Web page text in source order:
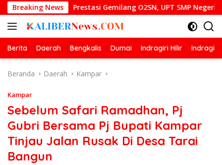
Langsung
ke
konten
Breaking News
Prestasi Gemilang O2SN, UPT SMP Negeri 2
Berita Daerah Bengkalis Dumai Indragiri Hilir Indragiri
Beranda Daerah Kampar
Kampar
Sebelum Safari Ramadhan, Pj
Gubri Bersama Pj Bupati Kampar
Tinjau Jalan Rusak Di Desa Tarai
Bangun